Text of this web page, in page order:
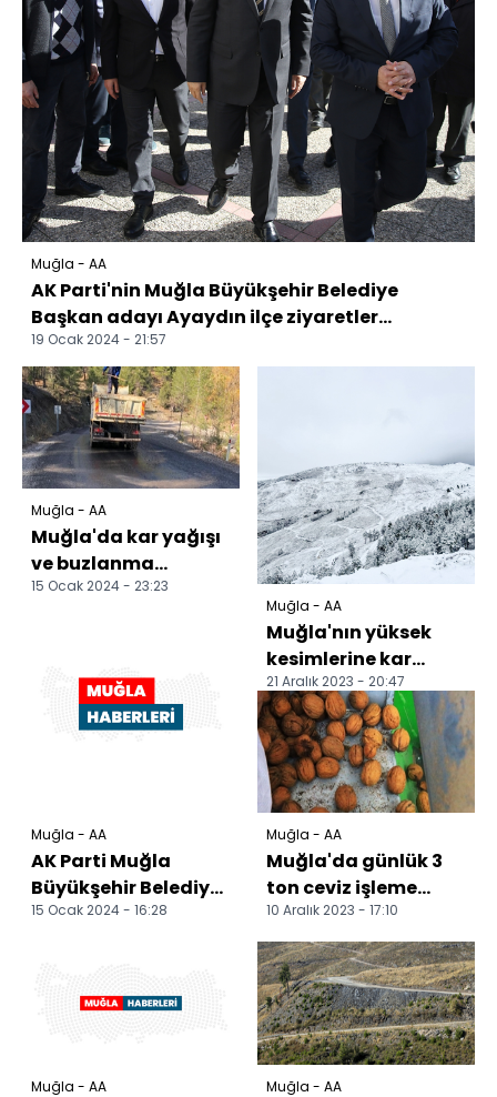
Muğla - AA
AK Parti'nin Muğla Büyükşehir Belediye
Başkan adayı Ayaydın ilçe ziyaretler...
19 Ocak 2024 - 21:57
Muğla - AA
Muğla'da kar yağışı
ve buzlanma
nedeniyle ekipler
15 Ocak 2024 - 23:23
Muğla - AA
AK Parti Muğla
Büyükşehir Belediye
Başkan Adayı
15 Ocak 2024 - 16:28
Muğla - AA
Muğla'nın yüksek
kesimlerine kar
yağdı
21 Aralık 2023 - 20:47
Muğla - AA
Muğla'da günlük 3
ton ceviz işleme
kapasitesine sahip
tesis kuruldu
10 Aralık 2023 - 17:10
Muğla - AA Muğla - AA